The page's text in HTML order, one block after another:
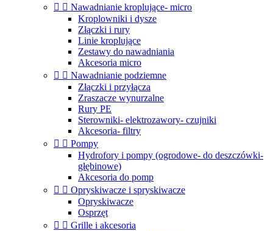
  Nawadnianie kroplujące- micro
Kroplowniki i dysze
Złączki i rury
Linie kroplujące
Zestawy do nawadniania
Akcesoria micro
  Nawadnianie podziemne
Złączki i przyłącza
Zraszacze wynurzalne
Rury PE
Sterowniki- elektrozawory- czujniki
Akcesoria- filtry
  Pompy
Hydrofory i pompy (ogrodowe- do deszczówki-
głębinowe)
Akcesoria do pomp
  Opryskiwacze i spryskiwacze
Opryskiwacze
Osprzęt
  Grille i akcesoria